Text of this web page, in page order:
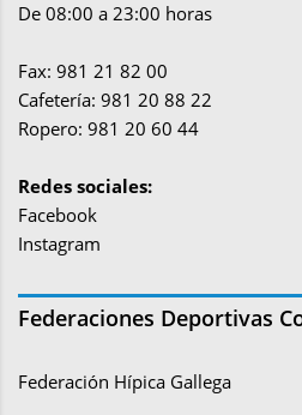
De 08:00 a 23:00 horas
Fax: 981 21 82 00
Cafetería: 981 20 88 22
Ropero: 981 20 60 44
Redes sociales:
Facebook
Instagram
Federaciones Deportivas
Federación Hípica Gallega